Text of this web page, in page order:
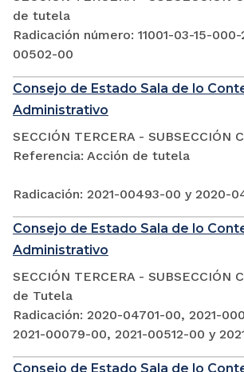
de tutela
Radicación número: 11001-03-15-000-
00502-00
Consejo de Estado Sala de lo
Administrativo
SECCIÓN TERCERA - SUBSECCIÓN
Referencia: Acción de tutela
Radicación: 2021-00493-00 y 2020-
Consejo de Estado Sala de lo
Administrativo
SECCIÓN TERCERA - SUBSECCIÓN
de Tutela
Radicación: 2020-04701-00, 2021-
2021-00079-00, 2021-00512-00 y
Consejo de Estado Sala de lo